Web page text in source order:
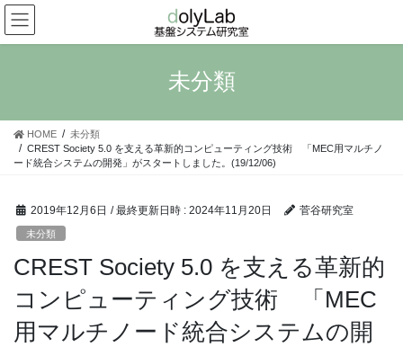
コ
ン
テ
ス
ナ
ビ
ゲ
ン
未分類
HOME
未分類
CREST Society 5.0 を支える革新的コンピューティング技術 「MEC用マルチノ
ード統合システムの開発」がスタートしました。(19/12/06)
2019年12月6日 / 最終更新日時 : 2024年11月20日 菅谷研究室
未分類
CREST Society 5.0 を支える革新的
コンピューティング技術 「MEC
用マルチノード統合システムの開